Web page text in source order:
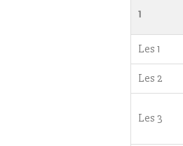
1
Les 1
Les 2
Les 3